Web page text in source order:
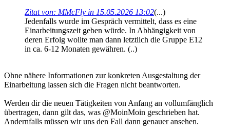
Zitat von: MMcFly in 15.05.2026 13:02(...)
Jedenfalls wurde im Gespräch vermittelt, dass es eine
Einarbeitungszeit geben würde. In Abhängigkeit von
deren Erfolg wollte man dann letztlich die Gruppe E12
in ca. 6-12 Monaten gewähren. (..)
Ohne nähere Informationen zur konkreten Ausgestaltung der
Einarbeitung lassen sich die Fragen nicht beantworten.
Werden dir die neuen Tätigkeiten von Anfang an vollumfänglich
übertragen, dann gilt das, was @MoinMoin geschrieben hat.
Andernfalls müssen wir uns den Fall dann genauer ansehen.